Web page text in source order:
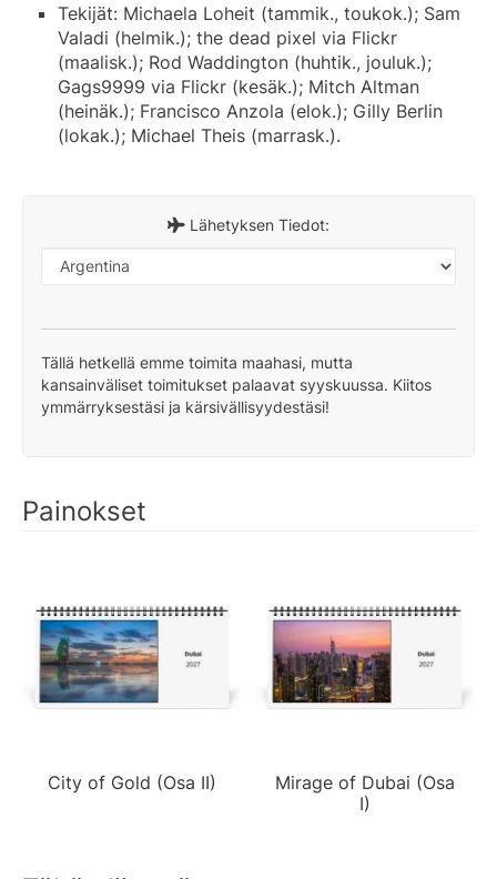
Tekijät: Michaela Loheit (tammik., toukok.); Sam
Valadi (helmik.); the dead pixel via Flickr
(maalisk.); Rod Waddington (huhtik., jouluk.);
Gags9999 via Flickr (kesäk.); Mitch Altman
(heinäk.); Francisco Anzola (elok.); Gilly Berlin
(lokak.); Michael Theis (marrask.).
Lähetyksen Tiedot:
Tällä hetkellä emme toimita maahasi, mutta
kansainväliset toimitukset palaavat syyskuussa. Kiitos
ymmärryksestäsi ja kärsivällisyydestäsi!
Painokset
City of Gold (Osa II)
Mirage of Dubai (Osa
I)